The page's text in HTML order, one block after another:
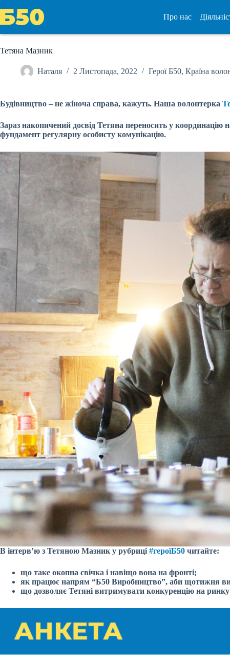
до
вмісту
Про нас
Тетяна Мазник
Наталя 2 Листопада, 2022 Герої Б50, Країна
Будівництво – не жіноча справа, кажуть. Наша волонтерка
Зараз накопичений досвід Тетяна переносить у
фундамент регулярну особисту комунікацію.
В інтерв’ю з Тетяною Мазник у рубриці #героїБ50 читайте:
що таке окопна свічка і навіщо вона на фронті;
як працює напрям “Б50 Виробництво”, аби щотижня
що дозволяє Тетяні витримувати конкуренцію на ринку